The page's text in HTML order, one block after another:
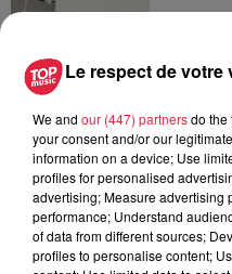
Au zoo
À découvrir
Le respect de votre
We and our (447) partnersdo the
your consent and/or our
information on a device; Use
profiles for personalised
advertising; Measure advertising
performance; Understand
of data from different sources;
profiles to personalise content;